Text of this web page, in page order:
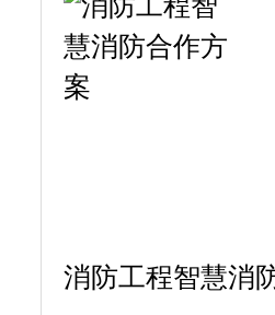
消防工程智慧消